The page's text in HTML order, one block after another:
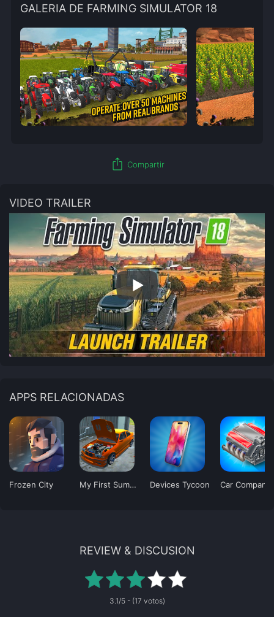
GALERIA DE FARMING SIMULATOR 18
ios_share Compartir
VIDEO TRAILER
APPS RELACIONADAS
Frozen City My First Summer Car: Mechanic Devices Tycoon
REVIEW & DISCUSION
3.1/5 - (17 votos)